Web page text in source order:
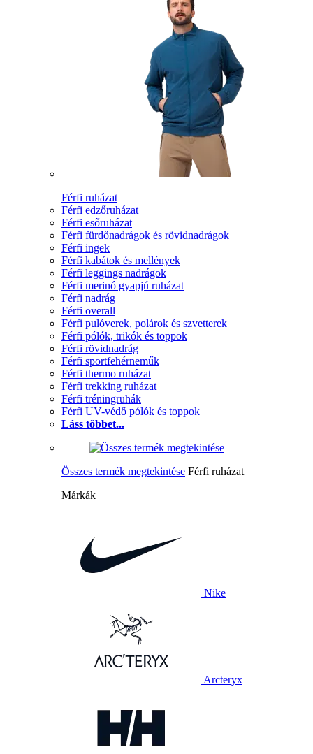
Férfi ruházat
Férfi edzőruházat
Férfi esőruházat
Férfi fürdőnadrágok és rövidnadrágok
Férfi ingek
Férfi kabátok és mellények
Férfi leggings nadrágok
Férfi merinó gyapjú ruházat
Férfi nadrág
Férfi overall
Férfi pulóverek, polárok és szvetterek
Férfi pólók, trikók és toppok
Férfi rövidnadrág
Férfi sportfehérneműk
Férfi thermo ruházat
Férfi trekking ruházat
Férfi tréningruhák
Férfi UV-védő pólók és toppok
Láss többet...
Összes termék megtekintése Férfi ruházat
Márkák
Nike
Arcteryx